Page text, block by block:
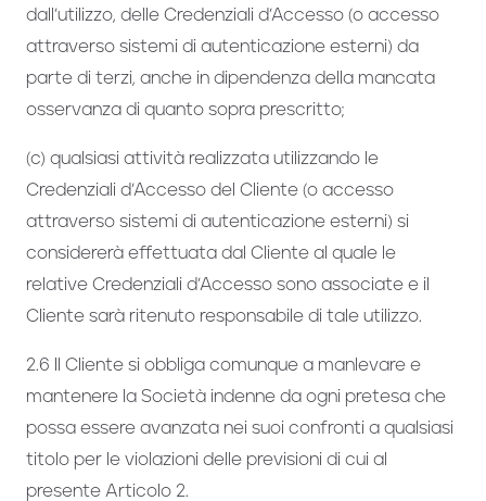
dall’utilizzo, delle Credenziali d’Accesso (o accesso
attraverso sistemi di autenticazione esterni) da
parte di terzi, anche in dipendenza della mancata
osservanza di quanto sopra prescritto;
(c) qualsiasi attività realizzata utilizzando le
Credenziali d’Accesso del Cliente (o accesso
attraverso sistemi di autenticazione esterni) si
considererà effettuata dal Cliente al quale le
relative Credenziali d’Accesso sono associate e il
Cliente sarà ritenuto responsabile di tale utilizzo.
2.6 Il Cliente si obbliga comunque a manlevare e
mantenere la Società indenne da ogni pretesa che
possa essere avanzata nei suoi confronti a qualsiasi
titolo per le violazioni delle previsioni di cui al
presente Articolo 2.